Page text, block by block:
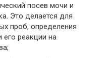
посев мочи и
Это делается для
проб, определения
его реакции на